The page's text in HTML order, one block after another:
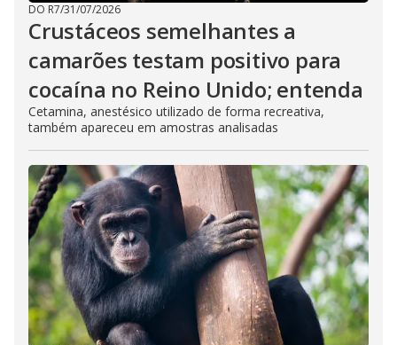
DO R7/31/07/2026
Crustáceos semelhantes a
camarões testam positivo para
cocaína no Reino Unido; entenda
Cetamina, anestésico utilizado de forma recreativa,
também apareceu em amostras analisadas